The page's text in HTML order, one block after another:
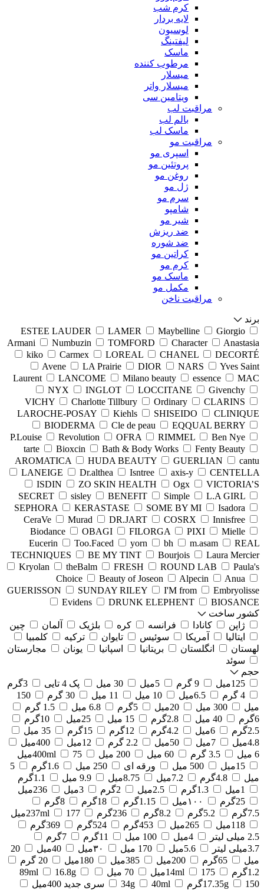
کرم شب
لایه بردار
لوسیون
لیفتینگ
ماسک
مرطوب کننده
میسلار
میسلار واتر
ویتامین سی
مراقبت لب
بالم لب
ماسک لب
مراقبت مو
اسپری مو
پروتئین مو
روغن مو
ژل مو
سرم مو
شامپو
شیر مو
ضد ریزش
ضد شوره
کراتین مو
کرم مو
ماسک مو
مکمل مو
مراقبت ناخن
برند
ESTEE LAUDER
LAMER Maybelline
Giorgio
Armani
Numbuzin TOMFORD Character
Anastasia
kiko
Carmex LOREAL CHANEL
DECORTÉ
Avene
LA Prairie DIOR NARS
Yves Saint
Laurent
LANCOME Milano beauty essence
MAC
NYX
INGLOT LOCCITANE
Givenchy
VICHY
Charlotte Tillbury Ordinary
CLARINS
LAROCHE-POSAY
Kiehls SHISEIDO
CLINIQUE
BIODERMA
Cle de peau
EQQUAL BERRY
P.Louise
Revolution OFRA RIMMEL
Ben Nye
tarte
Bioxcin Bath & Body Works
Fenty Beauty
AROMATICA
HUDA BEAUTY GUERLIAN
cantu
LANEIGE
Dr.althea Isntree axis-y
CENTELLA
ISDIN
ZO SKIN HEALTH Ogx
VICTORIA’S
SECRET
sisley BENEFIT Simple
L.A GIRL
SEPHORA
KERASTASE SOME BY MI
Isadora
CeraVe
Murad DR.JART COSRX
Innisfree
Biodance
OBAGI FILORGA PIXI
Mielle
Eucerin
Too.Faced yorn bh m.asam
REAL
TECHNIQUES
BE MY TINT Bourjois
Laura Mercier
Kryolan
theBalm FRESH ROUND LAB
Paula's
Choice
Beauty of Joseon Alpecin
Anua
GUERISSON
SUNDAY RILEY I'M from
Embryolisse
Evidens
DRUNK ELEPHENT
BIOSANCE
کشور ساخت
ژاپن
کانادا فرانسه کره بلژیک آلمان
چین
ایتالیا
آمریکا سوئیس تایوان ترکیه
کلمبیا
لهستان
انگلستان بریتانیا اسپانیا یونان
مجارستان
سوئد
حجم
125میل
9 گرم 5میل 30 میل پک 4 تایی
3گرم
4 گرم
6.5میل 10 میل 11 میل 30 گرم
150
میل
300 میل 20میل 5گرم 6.8 میل
1.5 گرم
6گرم
40 میل 2.8گرم 15 میل 25میل
10گرم
2.5گرم
6میل 4.2گرم 12گرم 15گرم
35 میل
4.8میل
7میل 50میل 2.2 گرم 12میل
400میل
6 میل
3.5 گرم 60 میل 200 میل 400ml
75میل
15میل
500 میل ورقه ای 250 میل 1.6گرم
5
میل
4.8گرم 7.2میل 8.75میل 9.9 میل
1.1گرم
1میل
1.3گرم 2.5میل 2گرم 3میل
236میل
25گرم
۱۰۰میل 1.15گرم 18گرم
8گرم
7.5گرم
5.2گرم 8.2گرم 236گرم 237ml
177میل
118میل
265میل 453گرم 524گرم
369گرم
2.5 میلی لیتر
4میل 100 میل 11گرم
7گرم
3.7میلی لیتر
5.6میل 170 میل ۳۰میل 40میل
20
میل
65گرم 200میل 385میل 180میل
20 گرم
1.2گرم
14ml 175میل 70 میل 89ml
16.8g
17.35g
150گرم 34g 40ml
سری جدید 400میل